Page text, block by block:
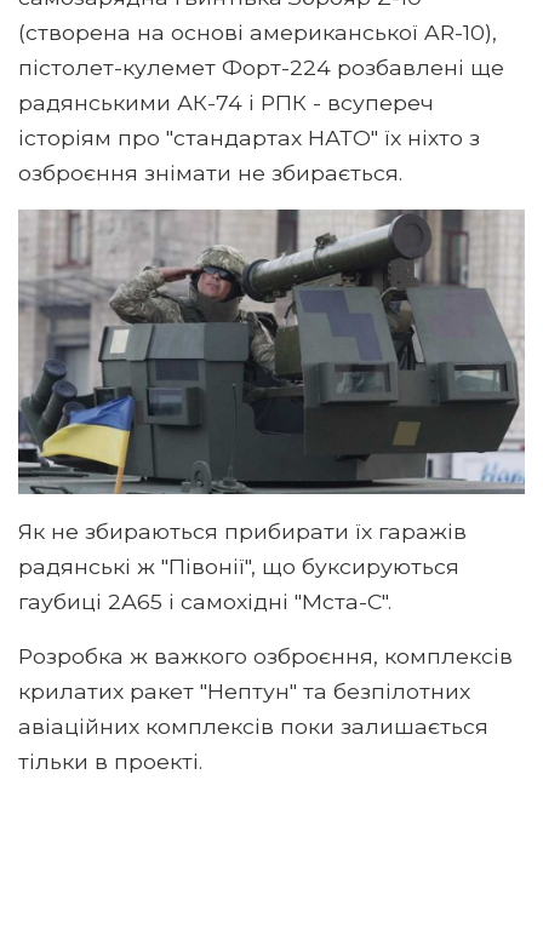
(створена на основі американської AR-10),
пістолет-кулемет Форт-224 розбавлені ще
радянськими АК-74 і РПК - всупереч
історіям про "стандартах НАТО" їх ​​ніхто з
озброєння знімати не збирається.
Як не збираються прибирати їх гаражів
радянські ж "Півонії", що буксируються
гаубиці 2А65 і самохідні "Мста-С".
Розробка ж важкого озброєння, комплексів
крилатих ракет "Нептун" та безпілотних
авіаційних комплексів поки залишається
тільки в проекті.